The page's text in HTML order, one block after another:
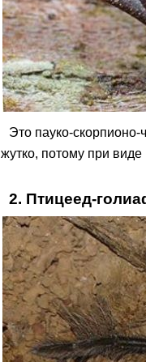
Это пауко-
жутко, потому при
2. Птицеед-